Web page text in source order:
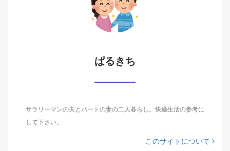
ぱるきち
サラリーマンの夫とパートの妻の二人暮らし。快適生活の参考に
して下さい。
このサイトについて